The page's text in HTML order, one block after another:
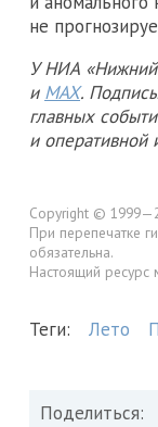
не
У НИА «Нижний
и MAX.
главных
и оперативной
Copyright ©
При перепечатке
обязательна.
Настоящий ресурс
Теги: Лето
Поделиться: